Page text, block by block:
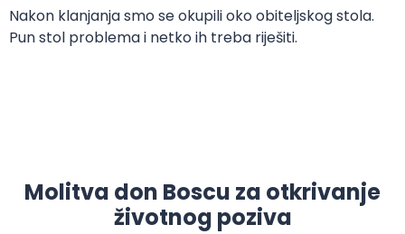
Nakon klanjanja smo se okupili oko obiteljskog stola.
Pun stol problema i netko ih treba riješiti.
Molitva don Boscu za otkrivanje
životnog poziva